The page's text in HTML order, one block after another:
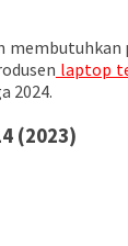
membutuhkan
laptop
2024.
(2023)